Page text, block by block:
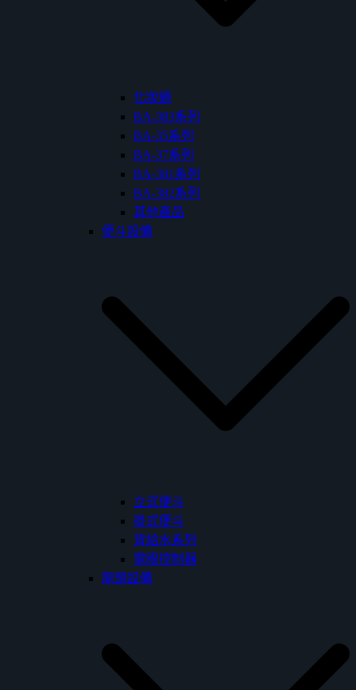
化妝鏡
BA-383系列
BA-35系列
BA-37系列
BA-381系列
BA-382系列
其他產品
便斗設備
立式便斗
掛式便斗
背給水系列
電眼控制器
龍頭設備